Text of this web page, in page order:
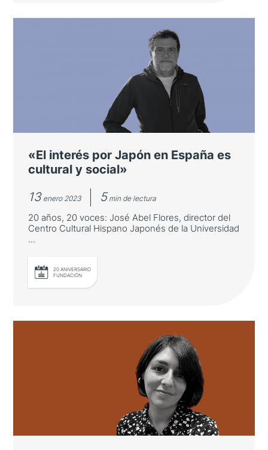
«Japón es la mejor relación de
20 años, 20 voces: Fidel Sendagorta,
embajador de España en Japón.
«El interés por Japón en España es
cultural y social»
13 enero 2023 5 min de lectura
20 años, 20 voces: José Abel Flores, director del
Centro Cultural Hispano Japonés de la Universidad
...
20 ANIVERSARIO
FUNDACIÓN
«El interés por Japón en España es
20 años, 20 voces: José Abel Flores, director
del Centro Cultural Hispano Japonés de la
Universidad de Salamanca.